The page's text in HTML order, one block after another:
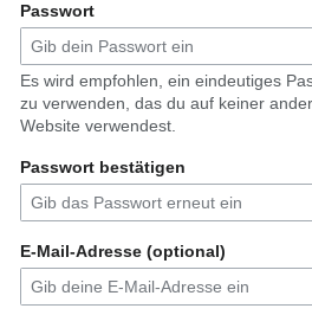
Passwort
Es wird empfohlen, ein eindeutiges
zu verwenden, das du auf keiner
Website verwendest.
Passwort bestätigen
E-Mail-Adresse (optional)